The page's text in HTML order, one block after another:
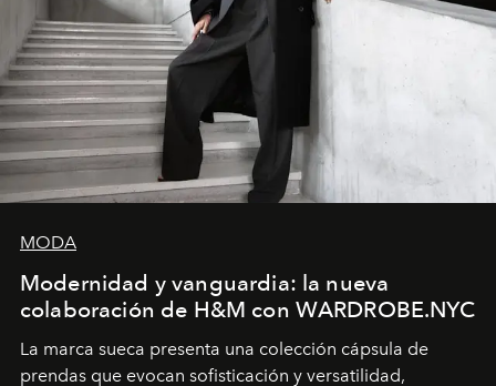
MODA
Modernidad y vanguardia: la nueva
colaboración de H&M con WARDROBE.NYC
La marca sueca presenta una colección cápsula de
prendas que evocan sofisticación y versatilidad,